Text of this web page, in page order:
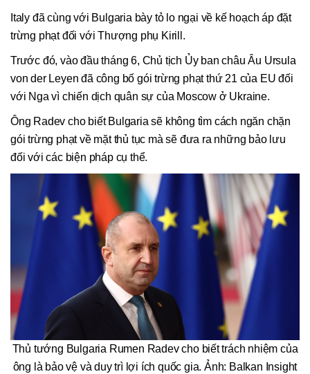
Italy đã cùng với Bulgaria bày tỏ lo ngại về kế hoạch áp đặt
trừng phạt đối với Thượng phụ Kirill.
Trước đó, vào đầu tháng 6, Chủ tịch Ủy ban châu Âu Ursula
von der Leyen đã công bố gói trừng phạt thứ 21 của EU đối
với Nga vì chiến dịch quân sự của Moscow ở Ukraine.
Ông Radev cho biết Bulgaria sẽ không tìm cách ngăn chặn
gói trừng phạt về mặt thủ tục mà sẽ đưa ra những bảo lưu
đối với các biện pháp cụ thể.
Thủ tướng Bulgaria Rumen Radev cho biết trách nhiệm của
ông là bảo vệ và duy trì lợi ích quốc gia. Ảnh: Balkan Insight